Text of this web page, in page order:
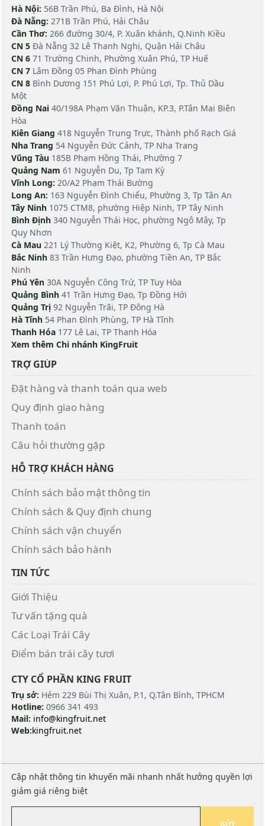
Hà Nội: 56B Trần Phú, Ba Đình, Hà Nội
Đà Nẵng: 271B Trần Phú, Hải Châu
Cần Thơ: 266 đường 30/4, P. Xuân khánh, Q.Ninh Kiều
CN 5 Đà Nẵng 32 Lê Thanh Nghị, Quận Hải Châu
CN 6 71 Trường Chinh, Phường Xuân Phú, TP Huế
CN 7 Lâm Đồng 05 Phan Đình Phùng
CN 8 Bình Dương 151 Phú Lợi, P. Phú Lợi, Tp. Thủ Dầu
Một
Đồng Nai 40/198A Phạm Văn Thuận, KP.3, P.Tân Mai Biên
Hòa
Kiên Giang 418 Nguyễn Trung Trực, Thành phố Rạch Giá
Nha Trang 54 Nguyễn Đức Cảnh, TP Nha Trang
Vũng Tàu 185B Phạm Hồng Thái, Phường 7
Quảng Nam 61 Nguyễn Du, Tp Tam Kỳ
Vĩnh Long: 20/A2 Phạm Thái Bường
Long An: 163 Nguyễn Đình Chiểu, Phường 3, Tp Tân An
Tây Ninh 1075 CTM8, phường Hiệp Ninh, TP Tây Ninh
Bình Định 340 Nguyễn Thái Học, phường Ngô Mây, Tp
Quy Nhơn
Cà Mau 221 Lý Thường Kiệt, K2, Phường 6, Tp Cà Mau
Bắc Ninh 83 Trần Hưng Đạo, phường Tiền An, TP Bắc
Ninh
Phú Yên 30A Nguyễn Công Trứ, TP Tuy Hòa
Quảng Bình 41 Trần Hưng Đạo, Tp Đồng Hới
Quảng Trị 92 Nguyễn Trãi, TP Đông Hà
Hà Tĩnh 54 Phan Đình Phùng, TP Hà Tĩnh
Thanh Hóa 177 Lê Lai, TP Thanh Hóa
Xem thêm Chi nhánh KingFruit
TRỢ GIÚP
Đặt hàng và thanh toán qua web
Quy định giao hàng
Thanh toán
Câu hỏi thường gặp
HỖ TRỢ KHÁCH HÀNG
Chính sách bảo mật thông tin
Chính sách & Quy định chung
Chính sách vận chuyển
Chính sách bảo hành
TIN TỨC
Giới Thiệu
Tư vấn tặng quà
Các Loại Trái Cây
Điểm bán trái cây tươi
CTY CỔ PHẦN KING FRUIT
Trụ sở: Hẻm 229 Bùi Thị Xuân, P.1, Q.Tân Bình, TPHCM
Hotline: 0966 341 493
Mail: info@kingfruit.net
Web:kingfruit.net
Cập nhật thông tin khuyến mãi nhanh nhất hưởng quyền lợi
giảm giá riêng biệt